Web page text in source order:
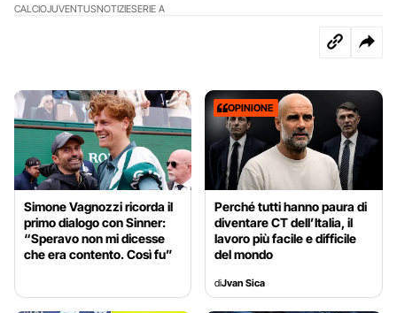
CALCIOJUVENTUSNOTIZIESERIE A
Simone Vagnozzi ricorda il
primo dialogo con Sinner:
“Speravo non mi dicesse
che era contento. Così fu”
OPINIONE
Perché tutti hanno paura di
diventare CT dell’Italia, il
lavoro più facile e difficile
del mondo
diJvan Sica